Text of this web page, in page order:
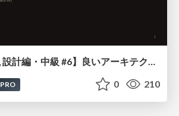
【やさしく解説 設計編・中級 #6】良いアーキテクチャとは ～ 一本の登り道の、行き先 ～
PRO 0 210